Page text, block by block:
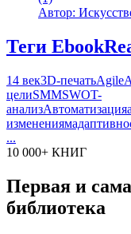
Автор:
Теги
14 век3D-печатьAgile
целиSMMSWOT-
анализАвтоматизация
изменениям
...
10 000+ КНИГ
Первая и
библиотека